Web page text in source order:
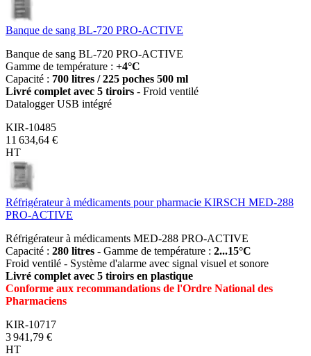
Banque de sang BL-720 PRO-ACTIVE
Banque de sang BL-720 PRO-ACTIVE
Gamme de température : +4°C
Capacité : 700 litres / 225 poches 500 ml
Livré complet avec 5 tiroirs - Froid ventilé
Datalogger USB intégré
KIR-10485
11 634,64 €
HT
Réfrigérateur à médicaments pour pharmacie KIRSCH MED-288
PRO-ACTIVE
Réfrigérateur à médicaments MED-288 PRO-ACTIVE
Capacité : 280 litres - Gamme de température : 2...15°C
Froid ventilé - Système d'alarme avec signal visuel et sonore
Livré complet avec 5 tiroirs en plastique
Conforme aux recommandations de l'Ordre National des
Pharmaciens
KIR-10717
3 941,79 €
HT